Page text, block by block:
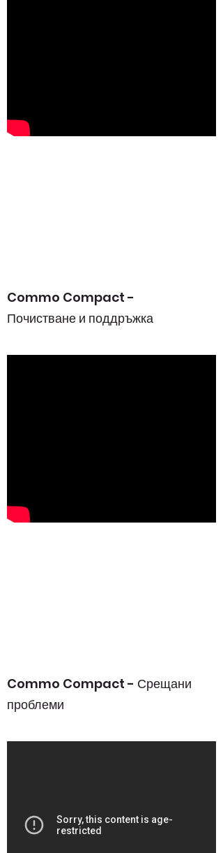
Commo Compact -
Почистване и поддръжка
Commo Compact - Срещани
проблеми